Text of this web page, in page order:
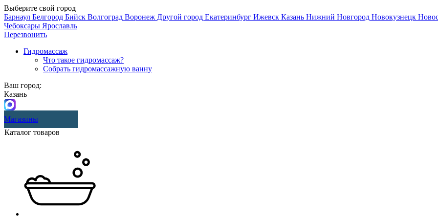
Выберите свой город
Барнаул Белгород Бийск Волгоград Воронеж Другой город Екатеринбург Ижевск Казань Нижний Новгород Новокузнецк
Чебоксары Ярославль
Перезвонить
Гидромассаж
Что такое гидромассаж?
Собрать гидромассажную ванну
Ваш город:
Казань
Магазины
Каталог товаров